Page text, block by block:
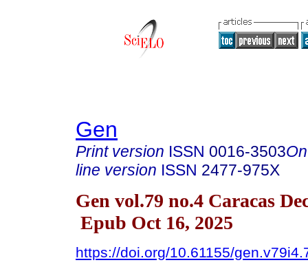
Gen
Print version ISSN 0016-3503
line version ISSN 2477-975X
Gen vol.79 no.4 Caracas
Epub Oct 16, 2025
https://doi.org/10.61155/